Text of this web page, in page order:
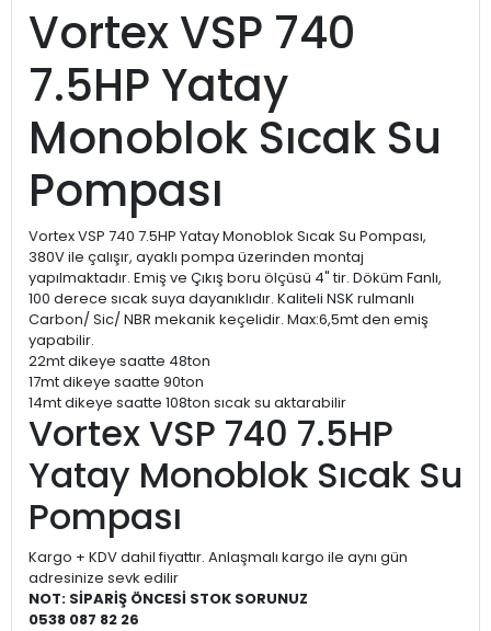
Vortex VSP 740
7.5HP Yatay
Monoblok Sıcak Su
Pompası
Vortex VSP 740 7.5HP Yatay Monoblok Sıcak Su Pompası,
380V ile çalışır, ayaklı pompa üzerinden montaj
yapılmaktadır. Emiş ve Çıkış boru ölçüsü 4" tir. Döküm Fanlı,
100 derece sıcak suya dayanıklıdır. Kaliteli NSK rulmanlı
Carbon/ Sic/ NBR mekanik keçelidir. Max:6,5mt den emiş
yapabilir.
22mt dikeye saatte 48ton
17mt dikeye saatte 90ton
14mt dikeye saatte 108ton sıcak su aktarabilir
Vortex VSP 740 7.5HP
Yatay Monoblok Sıcak Su
Pompası
Kargo + KDV dahil fiyattır. Anlaşmalı kargo ile aynı gün
adresinize sevk edilir
NOT: SİPARİŞ ÖNCESİ STOK SORUNUZ
0538 087 82 26